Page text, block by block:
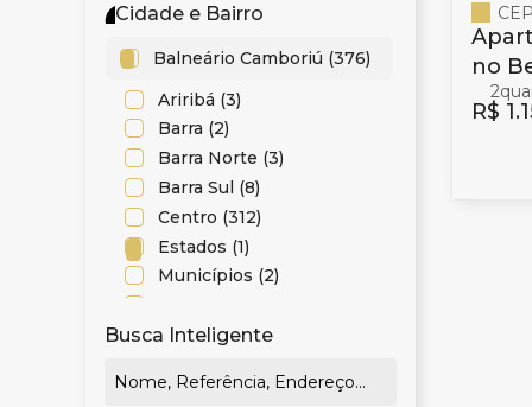
Cidade e Bairro
Balneário Camboriú (376)
Ariribá (3)
Barra (2)
Barra Norte (3)
Barra Sul (8)
Centro (312)
Estados (1)
Municípios (2)
Nova Esperança (1)
Praia dos Amores (4)
Busca Inteligente
no
R$
2